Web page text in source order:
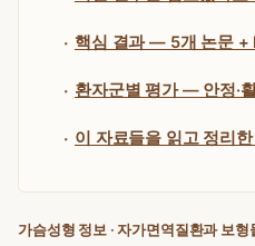
핵심 결과 — 5개 논문 +
환자군별 평가 — 안정·
이 자료들을 읽고 정리
가슴성형 정보 · 자가면역질환과 보형